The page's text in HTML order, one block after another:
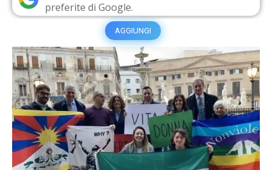
preferite di Google.
AGGIUNGI